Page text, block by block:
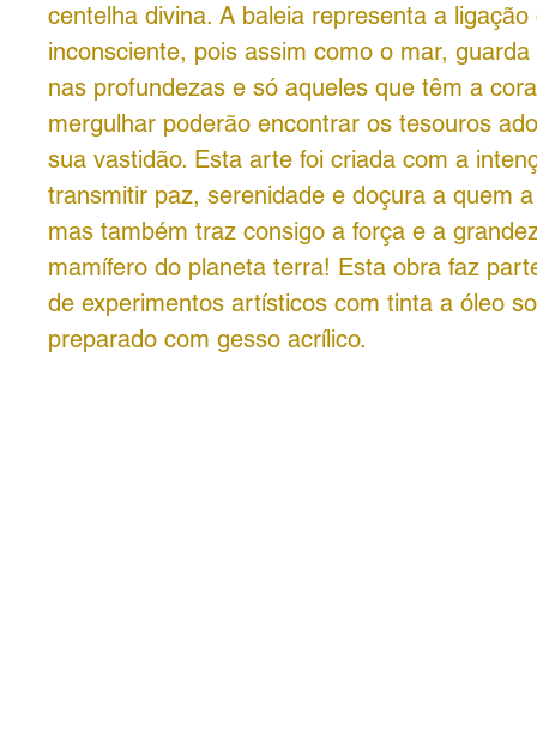
centelha divina. A baleia representa a ligação
inconsciente, pois assim como o mar,
nas profundezas e só aqueles que têm a
mergulhar poderão encontrar os tesouros
sua vastidão. Esta arte foi criada com a
transmitir paz, serenidade e doçura a quem
mas também traz consigo a força e a
mamífero do planeta terra! Esta obra faz
de experimentos artísticos com tinta a óleo
preparado com gesso acrílico.